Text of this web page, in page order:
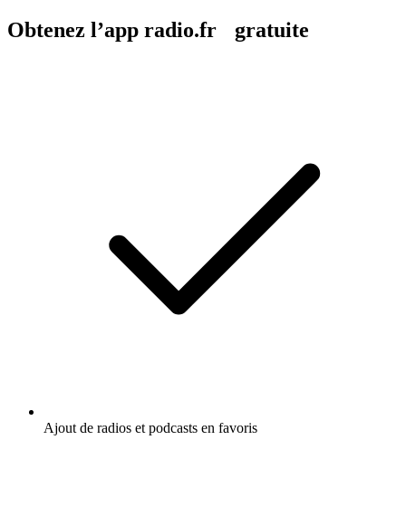
Obtenez l’app radio.fr gratuite
Ajout de radios et podcasts en favoris